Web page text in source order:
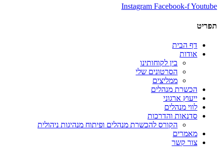
Instagram Facebook-fYoutube
תפריט
דף הבית
אודות
בין לקוחותינו
הסרטונים שלי
ממליצים
הכשרת מנהלים
ייעוץ ארגוני
לווי מנהלים
סדנאות והדרכות
הקורס להכשרת מנהלים ופיתוח מנהיגות ניהולית
מאמרים
צור קשר